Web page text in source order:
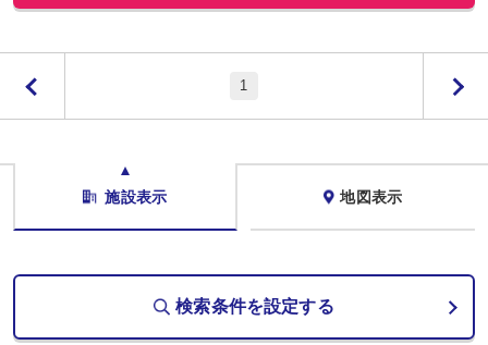
1
施設表示 地図表示
検索条件を設定する